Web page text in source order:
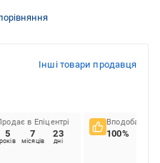
Інші товари продавця
в Епіцентрі
5
років
7
місяців
23
дні
Вподобання
100%